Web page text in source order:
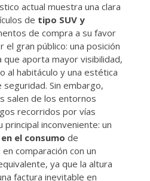
actual muestra una clara
de tipo SUV y
de compra a su favor
el gran público: una posición
que aporta mayor visibilidad,
al habitáculo y una estética
Sin embargo,
salen de los entornos
recorridos por vías
principal inconveniente: un
el consumo de
comparación con un
ya que la altura
factura inevitable en